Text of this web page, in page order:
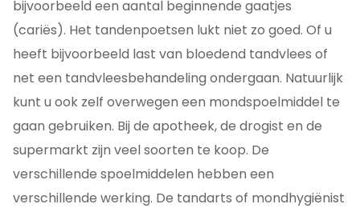
bijvoorbeeld een aantal beginnende gaatjes
(cariës). Het tandenpoetsen lukt niet zo goed. Of u
heeft bijvoorbeeld last van bloedend tandvlees of
net een tandvleesbehandeling ondergaan. Natuurlijk
kunt u ook zelf overwegen een mondspoelmiddel te
gaan gebruiken. Bij de apotheek, de drogist en de
supermarkt zijn veel soorten te koop. De
verschillende spoelmiddelen hebben een
verschillende werking. De tandarts of mondhygiënist